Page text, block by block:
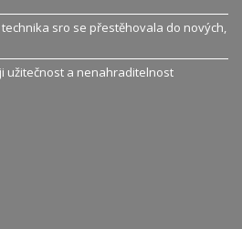
technika sro se přestěhovala do nových,
užitečnost a nenahraditelnost